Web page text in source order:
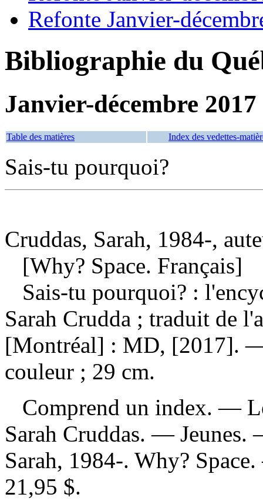
Refonte Janvier-
Bibliographie du
Janvier-décembre 2017
Table des matières Index des vedettes-
Sais-tu pourquoi?
Cruddas, Sarah, 1984-,
[Why? Space. Français]
Sais-tu pourquoi? :
Sarah Crudda ; traduit de
[Montréal] : MD, [2017].
couleur ; 29 cm.
Comprend un index. —
Sarah Cruddas. —
Sarah, 1984-. Why?
21,95 $.